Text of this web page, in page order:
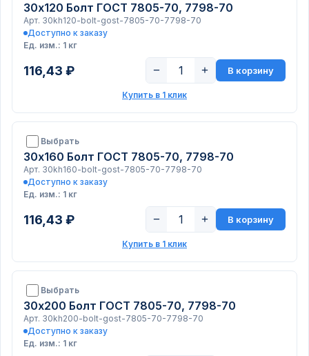
30х120 Болт ГОСТ 7805-70, 7798-70
Арт. 30kh120-bolt-gost-7805-70-7798-70
Доступно к заказу
Ед. изм.: 1 кг
116,43 ₽ − + В корзину
Купить в 1 клик
Выбрать
30х160 Болт ГОСТ 7805-70, 7798-70
Арт. 30kh160-bolt-gost-7805-70-7798-70
Доступно к заказу
Ед. изм.: 1 кг
116,43 ₽ − + В корзину
Купить в 1 клик
Выбрать
30х200 Болт ГОСТ 7805-70, 7798-70
Арт. 30kh200-bolt-gost-7805-70-7798-70
Доступно к заказу
Ед. изм.: 1 кг